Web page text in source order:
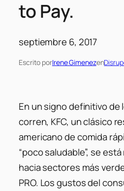
to Pay.
septiembre 6, 2017
Escrito porIrene Gimenezen
En un signo definitivo de
corren, KFC, un clásico
americano de comida
“poco saludable”, se
hacia sectores más
PRO. Los gustos del